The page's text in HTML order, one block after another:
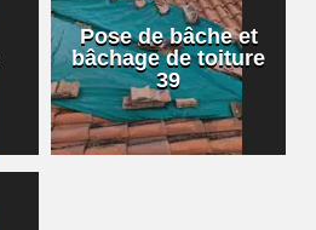
Pose de bâche et
bâchage de toiture
39